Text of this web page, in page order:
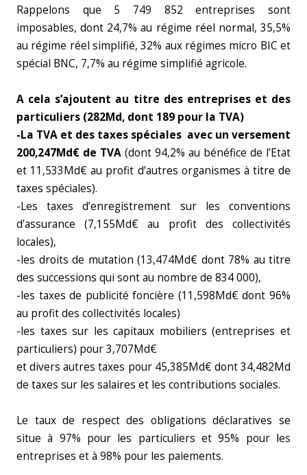
Rappelons que 5 749 852 entreprises sont
imposables, dont 24,7% au régime réel normal, 35,5%
au régime réel simplifié, 32% aux régimes micro BIC et
spécial BNC, 7,7% au régime simplifié agricole.
A cela s’ajoutent au titre des entreprises et des
particuliers (282Md, dont 189 pour la TVA)
-La TVA et des taxes spéciales avec un versement
200,247Md€ de TVA (dont 94,2% au bénéfice de l’Etat
et 11,533Md€ au profit d’autres organismes à titre de
taxes spéciales).
-Les taxes d’enregistrement sur les conventions
d’assurance (7,155Md€ au profit des collectivités
locales),
-les droits de mutation (13,474Md€ dont 78% au titre
des successions qui sont au nombre de 834 000),
-les taxes de publicité foncière (11,598Md€ dont 96%
au profit des collectivités locales)
-les taxes sur les capitaux mobiliers (entreprises et
particuliers) pour 3,707Md€
et divers autres taxes pour 45,385Md€ dont 34,482Md
de taxes sur les salaires et les contributions sociales.
Le taux de respect des obligations déclaratives se
situe à 97% pour les particuliers et 95% pour les
entreprises et à 98% pour les paiements.